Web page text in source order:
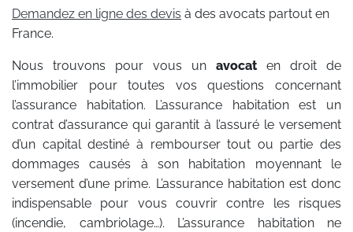
Demandez en ligne des devis à des avocats partout en
France.
Nous trouvons pour vous un avocat en droit de
l’immobilier pour toutes vos questions concernant
l’assurance habitation. L’assurance habitation est un
contrat d’assurance qui garantit à l’assuré le versement
d’un capital destiné à rembourser tout ou partie des
dommages causés à son habitation moyennant le
versement d’une prime. L’assurance habitation est donc
indispensable pour vous couvrir contre les risques
(incendie, cambriolage…). L’assurance habitation ne